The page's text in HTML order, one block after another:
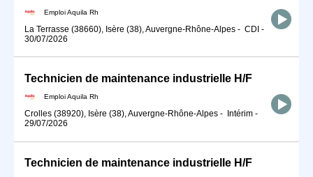
Emploi Aquila Rh
La Terrasse (38660), Isère (38), Auvergne-Rhône-Alpes - CDI -
30/07/2026
Technicien de maintenance industrielle H/F
Emploi Aquila Rh
Crolles (38920), Isère (38), Auvergne-Rhône-Alpes - Intérim -
29/07/2026
Technicien de maintenance industrielle H/F